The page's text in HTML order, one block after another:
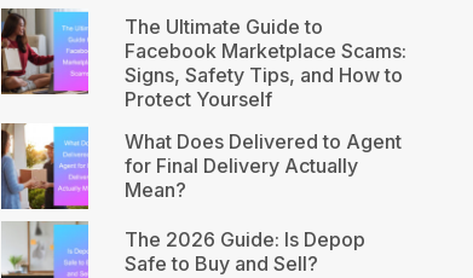
The Ultimate Guide to
Facebook Marketplace Scams:
Signs, Safety Tips, and How to
Protect Yourself
What Does Delivered to Agent
for Final Delivery Actually
Mean?
The 2026 Guide: Is Depop
Safe to Buy and Sell?